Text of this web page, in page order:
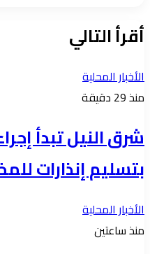
أقرأ التالي
الأخبار المحلية
منذ 29 دقيقة
شرق النيل تبدأ
بتسليم إنذارات
الأخبار المحلية
منذ ساعتين